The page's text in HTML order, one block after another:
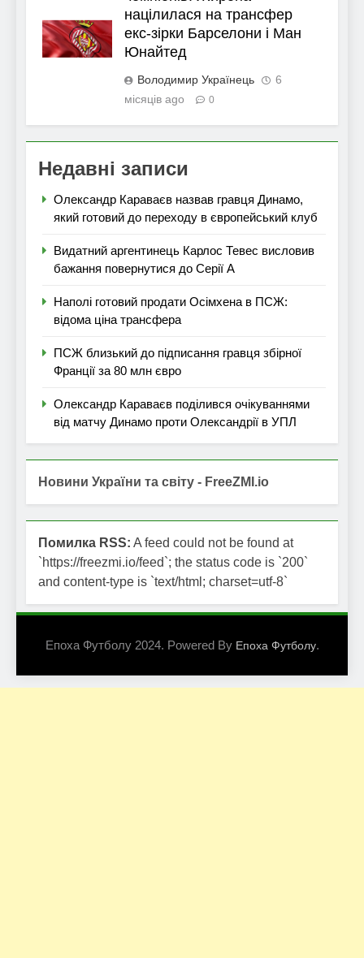
націлилася на трансфер
екс-зірки Барселони і Ман
Юнайтед
Володимир Українець
6
місяців ago
0
Недавні записи
Олександр Караваєв назвав гравця Динамо,
який готовий до переходу в європейський клуб
Видатний аргентинець Карлос Тевес висловив
бажання повернутися до Серії А
Наполі готовий продати Осімхена в ПСЖ:
відома ціна трансфера
ПСЖ близький до підписання гравця збірної
Франції за 80 млн євро
Олександр Караваєв поділився очікуваннями
від матчу Динамо проти Олександрії в УПЛ
Новини України та світу - FreeZMI.io
Помилка RSS: A feed could not be found at
`https://freezmi.io/feed`; the status code is `200`
and content-type is `text/html; charset=utf-8`
Епоха Футболу 2024. Powered By Епоха Футболу.